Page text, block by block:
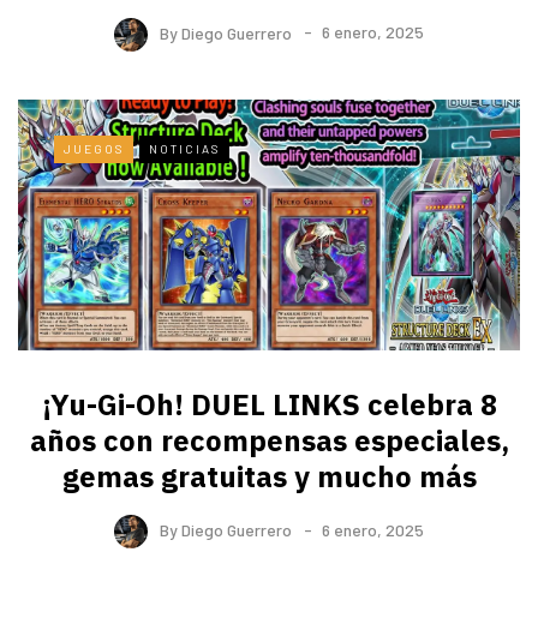
ByDiego Guerrero 6 enero, 2025
JUEGOS NOTICIAS
¡Yu-Gi-Oh! DUEL LINKS celebra 8
años con recompensas especiales,
gemas gratuitas y mucho más
ByDiego Guerrero 6 enero, 2025